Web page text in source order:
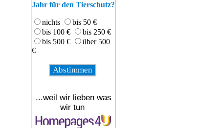
Jahr für den Tierschutz?
nichts
bis 50 €
bis 100 €
bis 250 €
bis 500 €
über 500
€
...weil wir lieben was
wir tun